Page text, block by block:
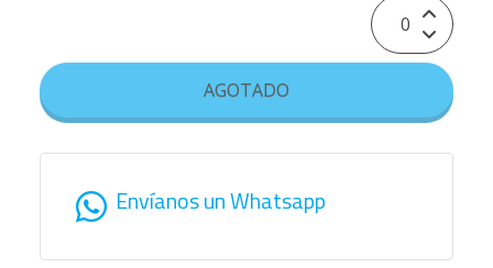
AGOTADO
Envíanos un Whatsapp